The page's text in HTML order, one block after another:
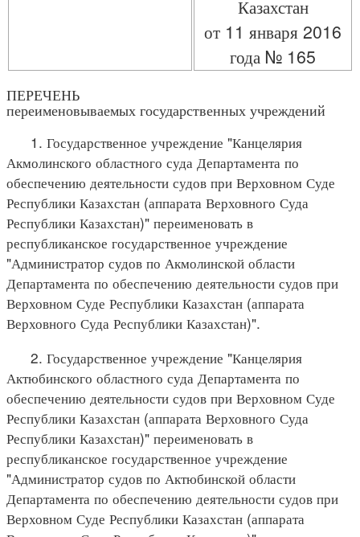
Казахстан
от 11 января 2016
года № 165
ПЕРЕЧЕНЬ
переименовываемых государственных учреждений
1. Государственное учреждение "Канцелярия
Акмолинского областного суда Департамента по
обеспечению деятельности судов при Верховном Суде
Республики Казахстан (аппарата Верховного Суда
Республики Казахстан)" переименовать в
республиканское государственное учреждение
"Администратор судов по Акмолинской области
Департамента по обеспечению деятельности судов при
Верховном Суде Республики Казахстан (аппарата
Верховного Суда Республики Казахстан)".
2. Государственное учреждение "Канцелярия
Актюбинского областного суда Департамента по
обеспечению деятельности судов при Верховном Суде
Республики Казахстан (аппарата Верховного Суда
Республики Казахстан)" переименовать в
республиканское государственное учреждение
"Администратор судов по Актюбинской области
Департамента по обеспечению деятельности судов при
Верховном Суде Республики Казахстан (аппарата